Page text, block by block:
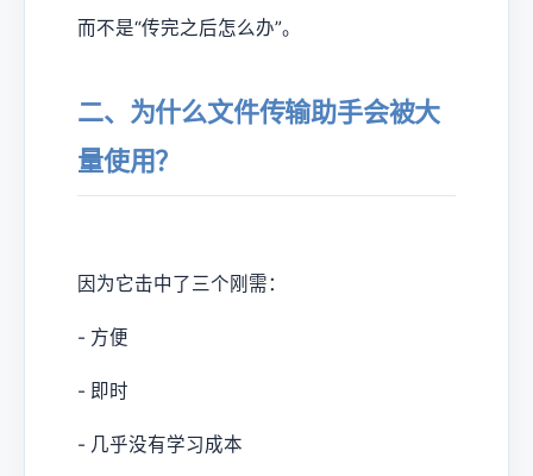
而不是“传完之后怎么办”。
二、为什么文件传输助手会被大
量使用？
因为它击中了三个刚需：
- 方便
- 即时
- 几乎没有学习成本